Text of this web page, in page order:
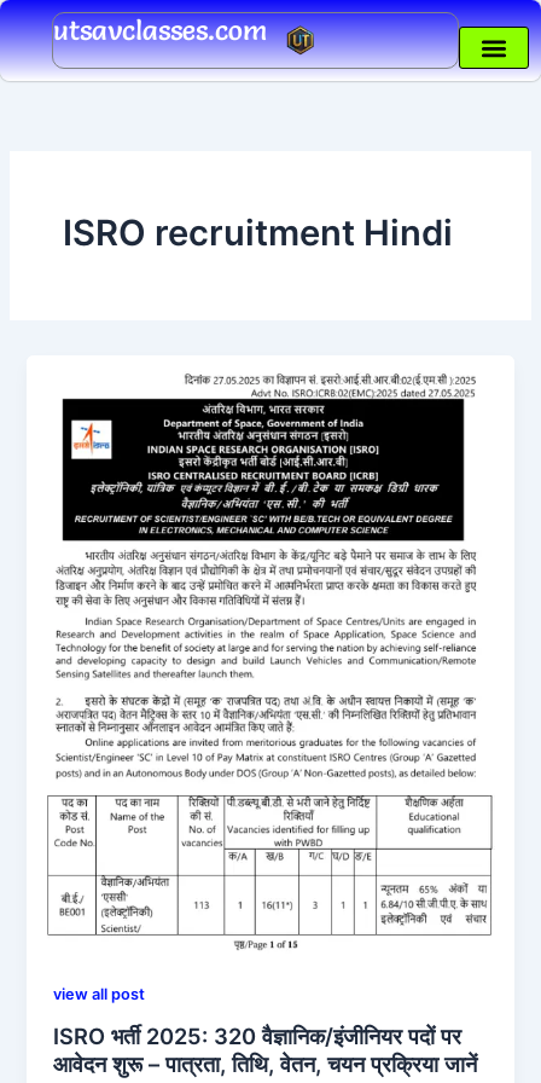
Skip
to
content
utsavclasses.com
ISRO recruitment Hindi
view all post
ISRO भर्ती 2025: 320 वैज्ञानिक/इंजीनियर पदों पर
आवेदन शुरू – पात्रता, तिथि, वेतन, चयन प्रक्रिया जानें